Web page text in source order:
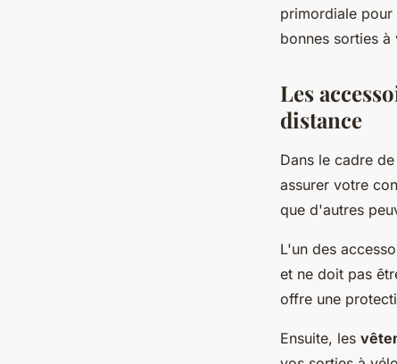
primordiale
bonnes sorties à
Les
distance
Dans le cadre
assurer votre
que d'autres
L'un des
et ne doit pas
offre une
Ensuite, les